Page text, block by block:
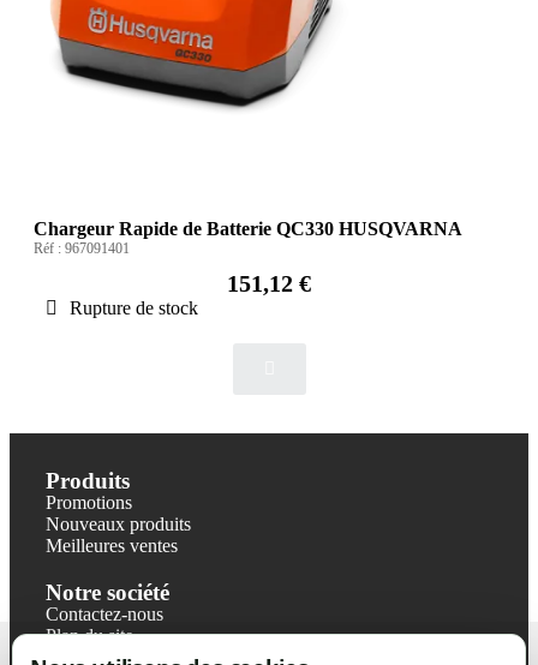
Chargeur Rapide de Batterie QC330 HUSQVARNA
Réf : 967091401
151,12 €
Rupture de stock
Produits
Promotions
Nouveaux produits
Meilleures ventes
Notre société
Contactez-nous
Plan du site
Magasin